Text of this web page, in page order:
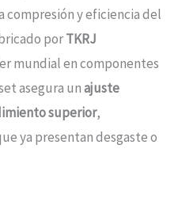
compresión y eficiencia del
porTKRJ
mundial en componentes
asegura unajuste
superior,
ya presentan desgaste o